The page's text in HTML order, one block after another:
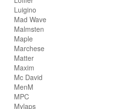
Luigino
Mad Wave
Malmsten
Maple
Marchese
Matter
Maxim
Mc David
MenM
MPC
Mylaps